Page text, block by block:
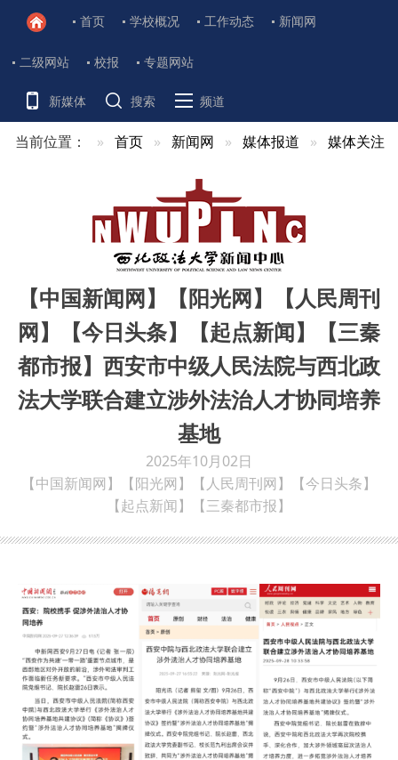
首页 学校概况 工作动态 新闻网
二级网站 校报 专题网站
新媒体 搜索 频道
当前位置： 首页 新闻网 媒体报道 媒体关注
【中国新闻网】【阳光网】【人民周刊
网】【今日头条】【起点新闻】【三秦
都市报】西安市中级人民法院与西北政
法大学联合建立涉外法治人才协同培养
基地
2025年10月02日
【中国新闻网】【阳光网】【人民周刊网】【今日头条】
【起点新闻】【三秦都市报】